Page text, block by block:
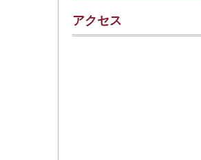
アクセス